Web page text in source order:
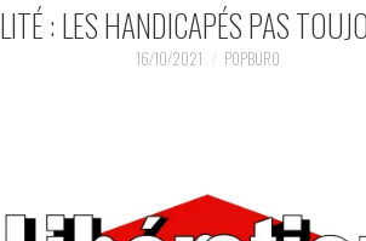
: LES HANDICAPÉS PAS
16/10/2021 POPBURO